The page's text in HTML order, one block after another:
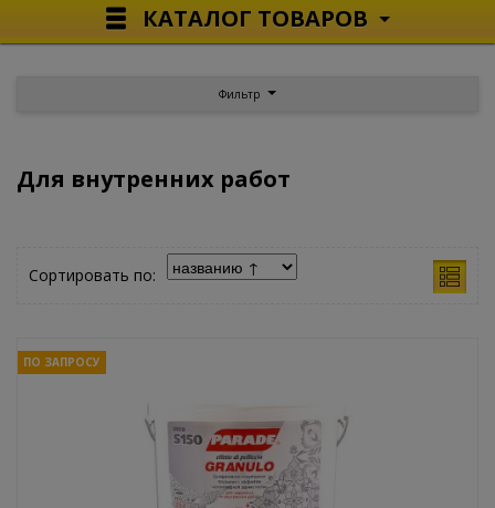
КАТАЛОГ ТОВАРОВ
Фильтр
Для внутренних работ
Сортировать по:
ПО ЗАПРОСУ